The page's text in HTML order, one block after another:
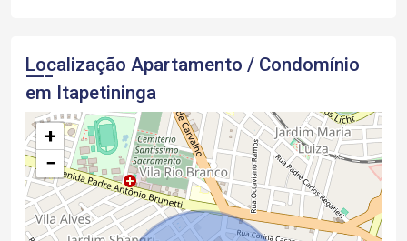
Localização Apartamento / Condomínio
em Itapetininga
+
−